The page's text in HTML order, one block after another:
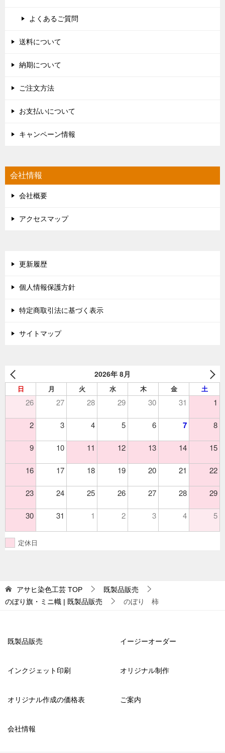
よくあるご質問
送料について
納期について
ご注文方法
お支払いについて
キャンペーン情報
会社情報
会社概要
アクセスマップ
更新履歴
個人情報保護方針
特定商取引法に基づく表示
サイトマップ
2026年 8月
日 月 火 水 木 金 土
26 27 28 29 30 31 1
2 3 4 5 6 7 8
9 10 11 12 13 14 15
16 17 18 19 20 21 22
23 24 25 26 27 28 29
30 31 1 2 3 4 5
定休日
アサヒ染色工芸 TOP
既製品販売
のぼり旗・ミニ幟 | 既製品販売
のぼり 柿
既製品販売 イージーオーダー
インクジェット印刷 オリジナル制作
オリジナル作成の価格表 ご案内
会社情報